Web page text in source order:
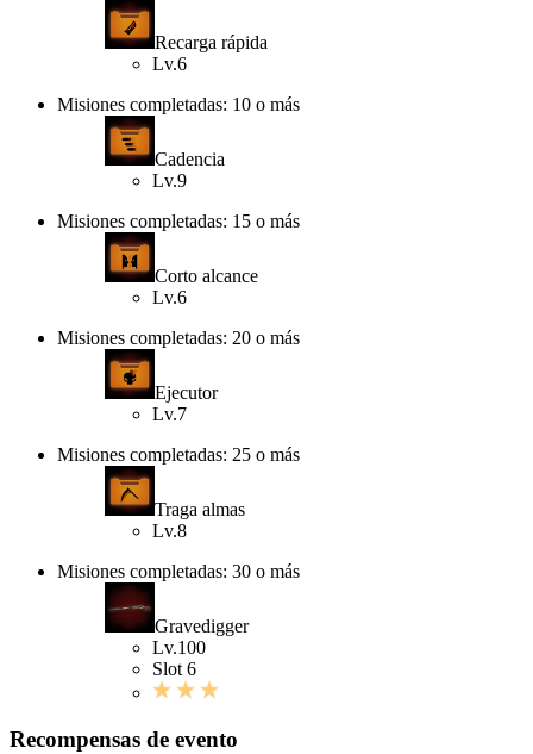
Recarga rápida
Lv.6
Misiones completadas: 10 o más
Cadencia
Lv.9
Misiones completadas: 15 o más
Corto alcance
Lv.6
Misiones completadas: 20 o más
Ejecutor
Lv.7
Misiones completadas: 25 o más
Traga almas
Lv.8
Misiones completadas: 30 o más
Gravedigger
Lv.100
Slot 6
Recompensas de evento